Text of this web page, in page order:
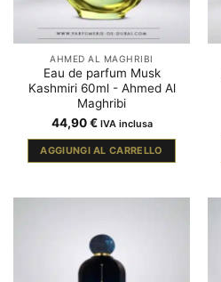
AHMED AL MAGHRIBI
Eau de parfum Musk
Kashmiri 60ml - Ahmed Al
Maghribi
44,90€ IVA inclusa
AGGIUNGI AL CARRELLO